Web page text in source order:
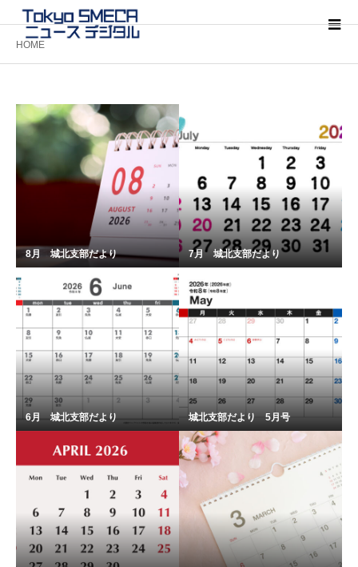
HOME
8月 城北支部だより 7月 城北支部だより
6月 城北支部だより 城北支部だより 5月号